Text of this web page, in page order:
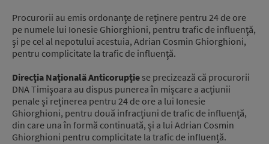
Procurorii au emis ordonanţe de reţinere pentru 24 de ore
pe numele lui Ionesie Ghiorghioni, pentru trafic de influenţă,
şi pe cel al nepotului acestuia, Adrian Cosmin Ghiorghioni,
pentru complicitate la trafic de influenţă.
Direcţia Naţională Anticorupţie se precizează că procurorii
DNA Timişoara au dispus punerea în mișcare a acțiunii
penale și reținerea pentru 24 de ore a lui Ionesie
Ghiorghioni, pentru două infracțiuni de trafic de influență,
din care una în formă continuată, şi a lui Adrian Cosmin
Ghiorghioni pentru complicitate la trafic de influență.